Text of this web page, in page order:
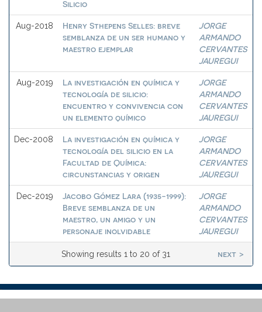
Silicio
Aug-2018
Henry Sthepens Selles: breve
semblanza de un ser humano y
maestro ejemplar
JORGE
ARMANDO
CERVANTES
JAUREGUI
Aug-2019
La investigación en química y
tecnología de silicio:
encuentro y convivencia con
un elemento químico
JORGE
ARMANDO
CERVANTES
JAUREGUI
Dec-2008
La investigación en química y
tecnología del silicio en la
Facultad de Química:
circunstancias y origen
JORGE
ARMANDO
CERVANTES
JAUREGUI
Dec-2019
Jacobo Gómez Lara (1935-1999):
Breve semblanza de un
maestro, un amigo y un
personaje inolvidable
JORGE
ARMANDO
CERVANTES
JAUREGUI
Showing results 1 to 20 of 31 next >